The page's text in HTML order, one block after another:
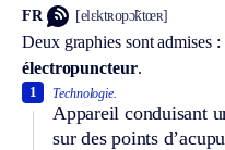
FR [elɛktʀopɔ̃ktœʀ]
Deux graphies sont admises :
électropuncteur.
Technologie.
Appareil conduisant
sur des points
1